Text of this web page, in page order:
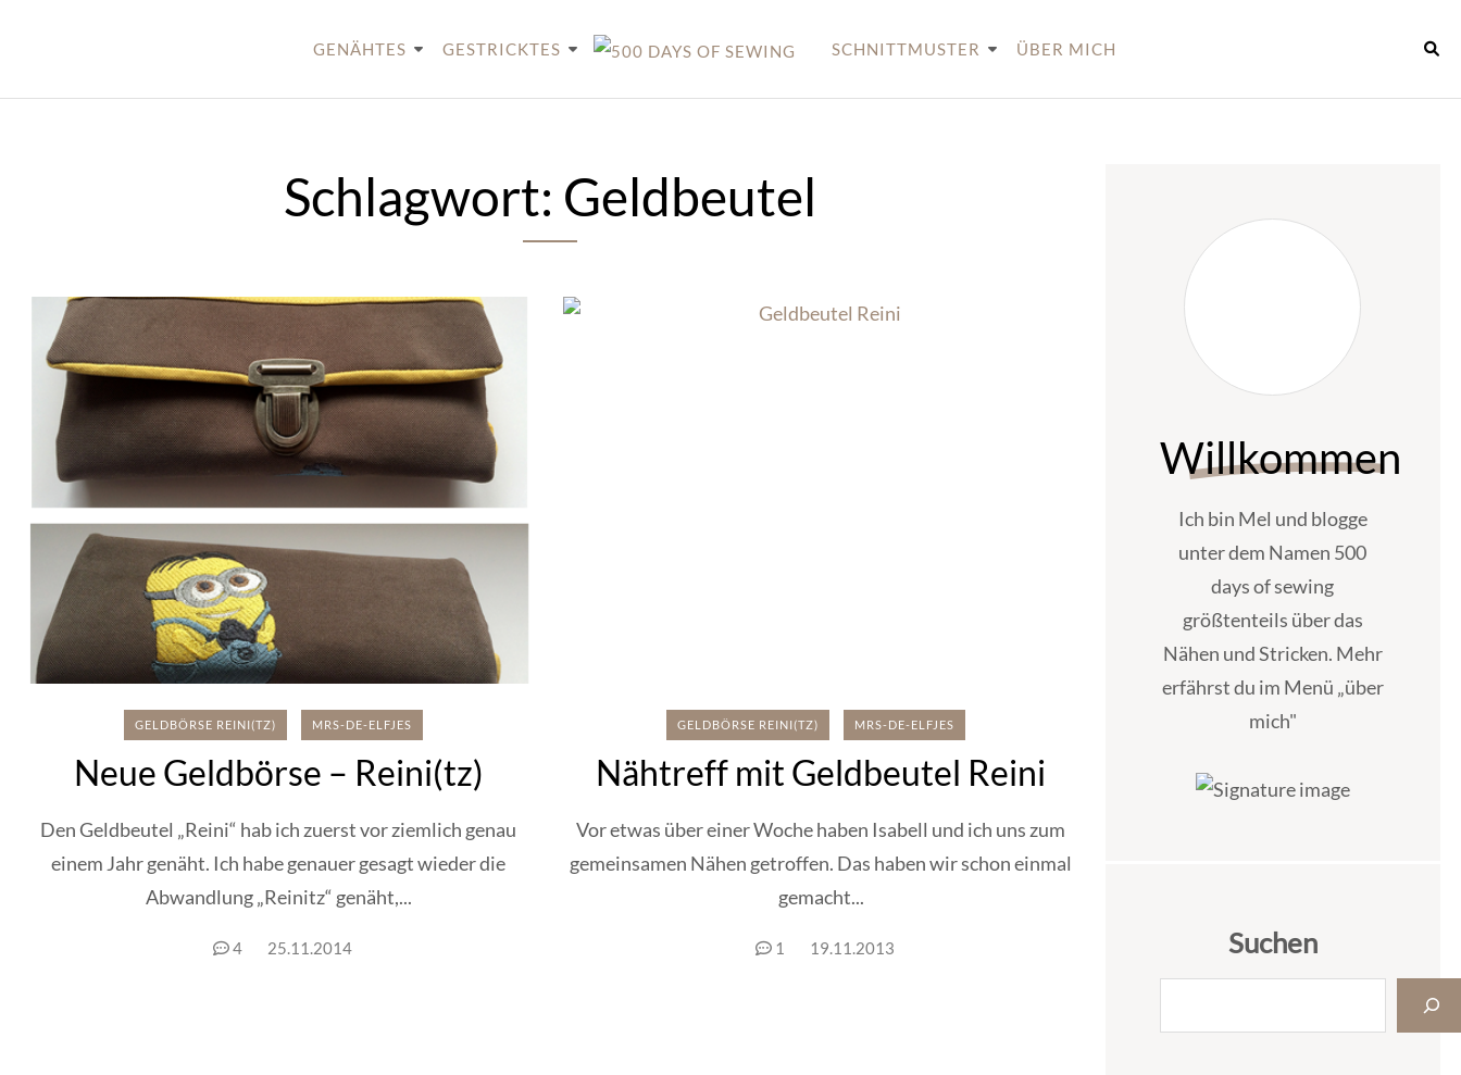
GENÄHTES GESTRICKTES SCHNITTMUSTER ÜBER MICH
Schlagwort: Geldbeutel
GELDBÖRSE REINI(TZ) MRS-DE-ELFJES
Neue Geldbörse – Reini(tz)
Den Geldbeutel „Reini“ hab ich zuerst vor ziemlich genau
einem Jahr genäht. Ich habe genauer gesagt wieder die
Abwandlung „Reinitz“ genäht,...
4 25.11.2014
GELDBÖRSE REINI(TZ) MRS-DE-ELFJES
Nähtreff mit Geldbeutel Reini
Vor etwas über einer Woche haben Isabell und ich uns zum
gemeinsamen Nähen getroffen. Das haben wir schon einmal
gemacht...
1 19.11.2013
Willkommen
Ich bin Mel und blogge
unter dem Namen 500
days of sewing
größtenteils über das
Nähen und Stricken. Mehr
erfährst du im Menü „über
mich"
Suchen